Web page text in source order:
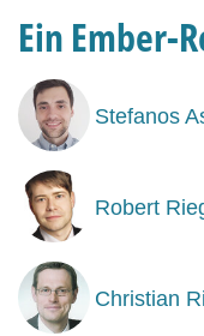
Ein Ember-
Stefanos
Robert
Christian